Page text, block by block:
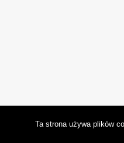
Ta strona używa plików